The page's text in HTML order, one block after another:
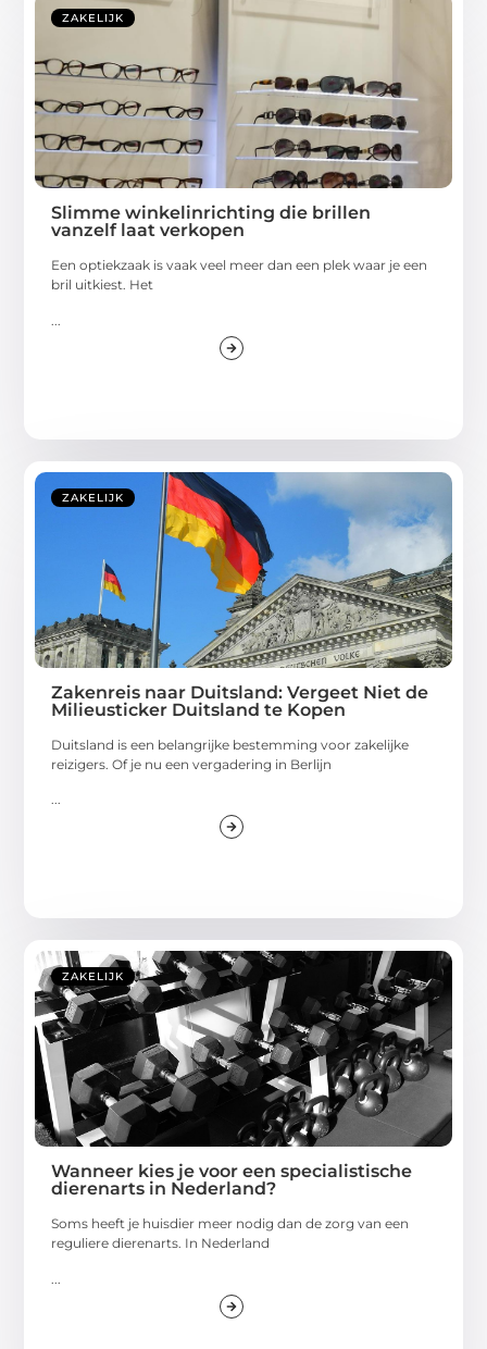
ZAKELIJK
Slimme winkelinrichting die brillen
vanzelf laat verkopen
Een optiekzaak is vaak veel meer dan een plek waar je een
bril uitkiest. Het
ZAKELIJK
Zakenreis naar Duitsland: Vergeet Niet de
Milieusticker Duitsland te Kopen
Duitsland is een belangrijke bestemming voor zakelijke
reizigers. Of je nu een vergadering in Berlijn
...
ZAKELIJK
Wanneer kies je voor een specialistische
dierenarts in Nederland?
Soms heeft je huisdier meer nodig dan de zorg van een
reguliere dierenarts. In Nederland